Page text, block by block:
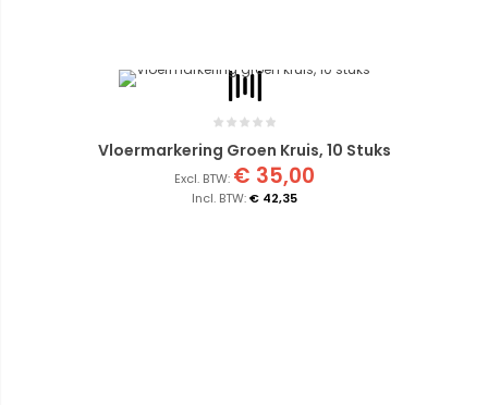
Vloermarkering Groen Kruis, 10 Stuks
€ 42,35
€ 35,00